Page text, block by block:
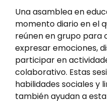
Una asamblea en
momento diario en el
reúnen en grupo para
expresar emociones,
participar en
colaborativo. Estas
habilidades sociales y
también ayudan a